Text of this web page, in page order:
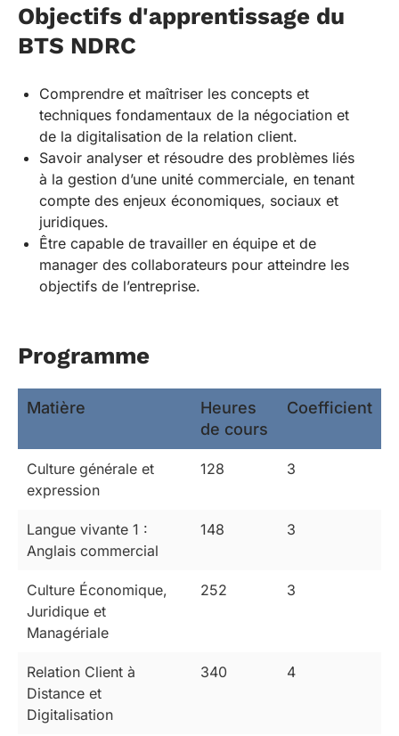
Objectifs d'apprentissage du
BTS NDRC
Comprendre et maîtriser les concepts et
techniques fondamentaux de la négociation et
de la digitalisation de la relation client.
Savoir analyser et résoudre des problèmes liés
à la gestion d’une unité commerciale, en tenant
compte des enjeux économiques, sociaux et
juridiques.
Être capable de travailler en équipe et de
manager des collaborateurs pour atteindre les
objectifs de l’entreprise.
Programme
Matière
Heures
de cours
Coefficient
Culture générale et
expression
128 3
Langue vivante 1 :
Anglais commercial
148 3
Culture Économique,
Juridique et
Managériale
252 3
Relation Client à
Distance et
Digitalisation
340 4